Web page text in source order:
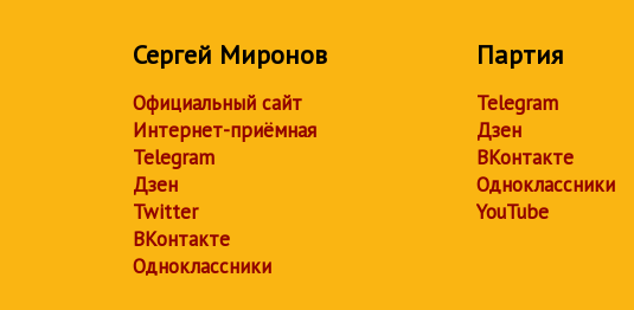
Сергей Миронов
Официальный сайт
Интернет-приёмная
Telegram
Дзен
Twitter
ВКонтакте
Одноклассники
Партия
Telegram
Дзен
ВКонтакте
Одноклассники
YouTube